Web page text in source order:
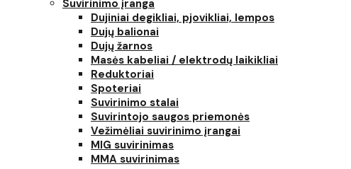
Suvirinimo įranga
Dujiniai degikliai, pjovikliai, lempos
Dujų balionai
Dujų žarnos
Masės kabeliai / elektrodų laikikliai
Reduktoriai
Spoteriai
Suvirinimo stalai
Suvirintojo saugos priemonės
Vežimėliai suvirinimo įrangai
MIG suvirinimas
MMA suvirinimas